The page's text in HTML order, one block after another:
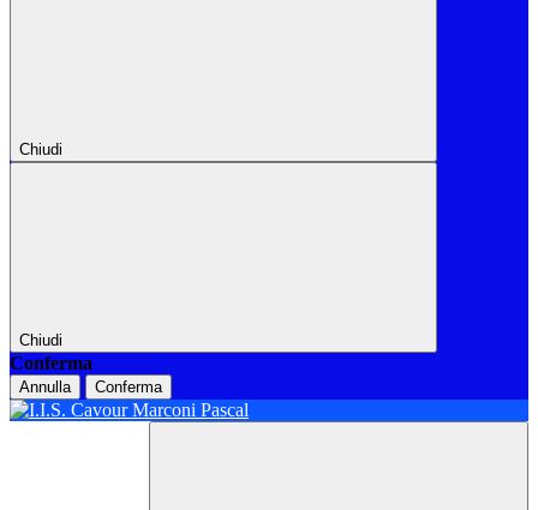
Chiudi
Chiudi
Conferma
Annulla Conferma